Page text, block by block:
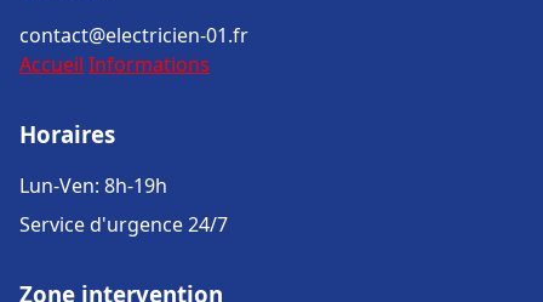
contact@electricien-01.fr
Accueil Informations
Horaires
Lun-Ven: 8h-19h
Service d'urgence 24/7
Zone intervention